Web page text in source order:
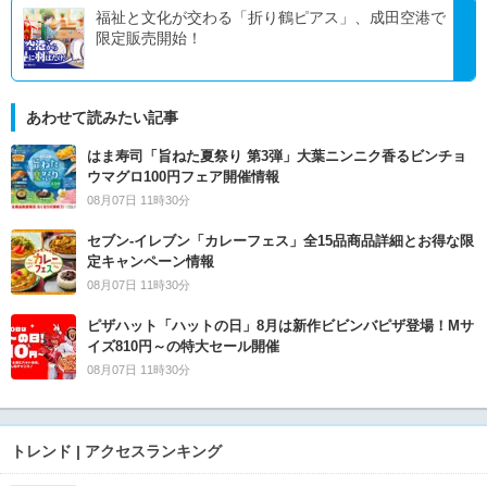
福祉と文化が交わる「折り鶴ピアス」、成田空港で
限定販売開始！
あわせて読みたい記事
はま寿司「旨ねた夏祭り 第3弾」大葉ニンニク香るビンチョ
ウマグロ100円フェア開催情報
08月07日 11時30分
セブン‐イレブン「カレーフェス」全15品商品詳細とお得な限
定キャンペーン情報
08月07日 11時30分
ピザハット「ハットの日」8月は新作ビビンバピザ登場！Mサ
イズ810円～の特大セール開催
08月07日 11時30分
トレンド | アクセスランキング